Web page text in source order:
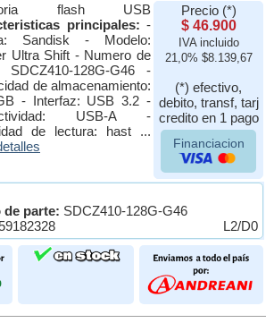
flash USB
principales: -
Sandisk - Modelo:
Ultra Shift - Numero de
SDCZ410-128G-G46 -
de almacenamiento:
- Interfaz: USB 3.2 -
USB-A -
de lectura: hast ...
Precio (*)
$ 46.900
IVA incluido
21,0% $8.139,67
(*) efectivo,
debito, transf, tarj
credito en 1 pago
Financiacion
de parte: SDCZ410-128G-G46
L2/D0